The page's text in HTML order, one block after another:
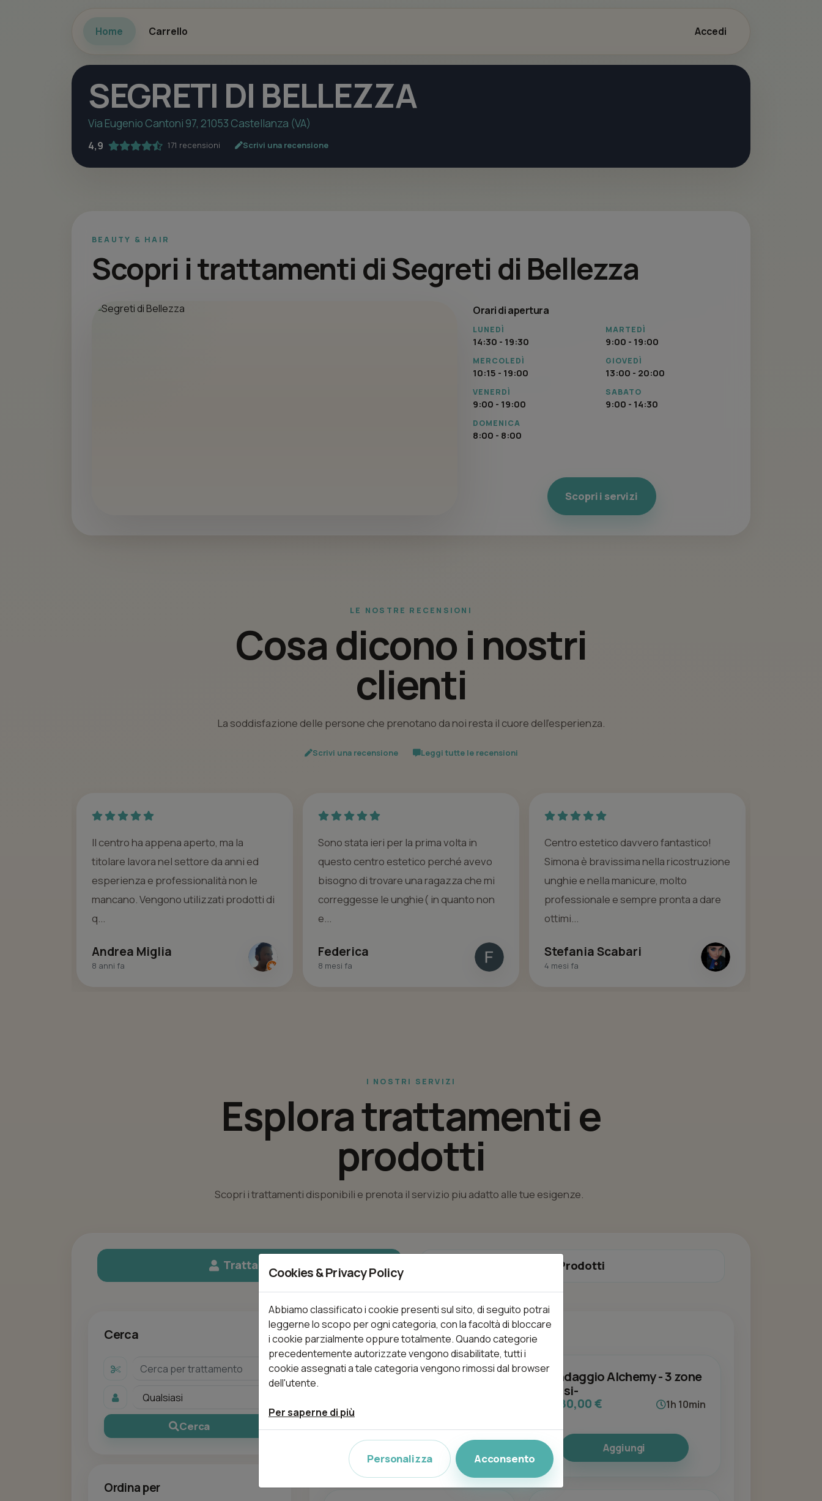
Home Carrello Accedi
SEGRETI DI BELLEZZA
Via Eugenio Cantoni 97, 21053 Castellanza (VA)
4,9 171 recensioni Scrivi una recensione
BEAUTY & HAIR
Scopri i trattamenti di Segreti di Bellezza
Orari di apertura
LUNEDÌ
14:30 - 19:30
MARTEDÌ
9:00 - 19:00
MERCOLEDÌ
10:15 - 19:00
GIOVEDÌ
13:00 - 20:00
VENERDÌ
9:00 - 19:00
SABATO
9:00 - 14:30
DOMENICA
8:00 - 8:00
Scopri i servizi
LE NOSTRE RECENSIONI
Cosa dicono i nostri
clienti
La soddisfazione delle persone che prenotano da noi resta il cuore dell’esperienza.
Scrivi una recensione Leggi tutte le recensioni
Il centro ha appena aperto, ma la
titolare lavora nel settore da anni ed
esperienza e professionalità non le
mancano. Vengono utilizzati prodotti di
q...
Andrea Miglia
8 anni fa
Sono stata ieri per la prima volta in
questo centro estetico perché avevo
bisogno di trovare una ragazza che mi
correggesse le unghie( in quanto non
e...
Federica
8 mesi fa
Centro estetico davvero fantastico!
Simona è bravissima nella ricostruzione
unghie e nella manicure, molto
professionale e sempre pronta a dare
ottimi...
Stefania Scabari
4 mesi fa
I NOSTRI SERVIZI
Esplora trattamenti e
prodotti
Scopri i trattamenti disponibili e prenota il servizio piu adatto alle tue esigenze.
Trattamenti Prodotti
Cerca
Cerca
Ordina per
Trattamenti (95)
Ascelle
Bendaggio Alchemy - 3 zone
3 fasi-
da 80,00 € 1h 10min
Aggiungi
Cookies & Privacy Policy
Abbiamo classificato i cookie presenti sul sito, di seguito potrai
leggerne lo scopo per ogni categoria, con la facoltà di bloccare
i cookie parzialmente oppure totalmente. Quando categorie
precedentemente autorizzate vengono disabilitate, tutti i
cookie assegnati a tale categoria vengono rimossi dal browser
dell'utente.
Per saperne di più
Personalizza Acconsento